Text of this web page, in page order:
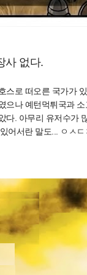
사 없다.
스로 떠오른 국가가
으나 예턴먹튀국과
다. 아무리 유저수가
어서란 말도... ㅇㅅㄷ